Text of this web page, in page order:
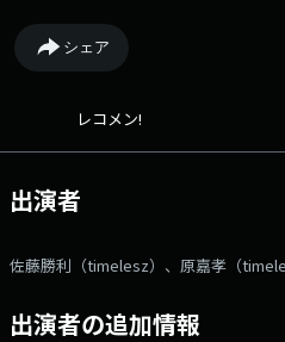
す！ 前回の放送で勝利くん自ら
るかもしれない（本当はもっとニッ
ツ…）」 と言っていたので、このテ
まつわる思い出 ○家でこんなお寿
OKです！ この放送を聴けば、あなた
なくなる…はず！？ さらに、6月に
に！！ 24時05分ごろからは、『Kis-
します。 ※現在募集中のメッセージ
⇒https://form.run/@reco 番組HP
シェア
レコメン!
出演者
佐藤勝利（timelesz）、原嘉孝（
出演者の追加情報